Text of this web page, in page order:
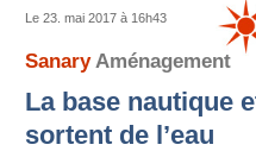
Le 23. mai 2017 à 16h43
Sanary Aménagement
La base nautique
sortent de l’eau